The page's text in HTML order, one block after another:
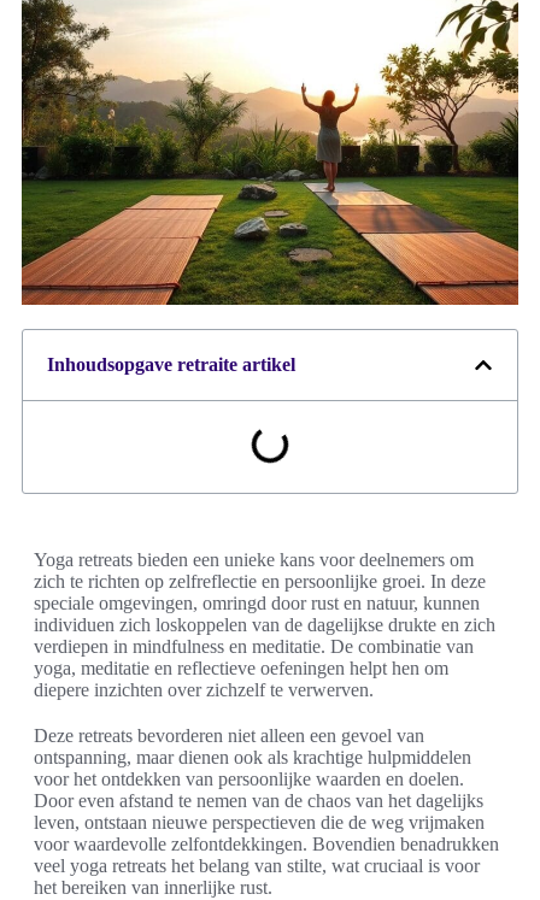
Inhoudsopgave retraite artikel
Yoga retreats bieden een unieke kans voor deelnemers om
zich te richten op zelfreflectie en persoonlijke groei. In deze
speciale omgevingen, omringd door rust en natuur, kunnen
individuen zich loskoppelen van de dagelijkse drukte en zich
verdiepen in mindfulness en meditatie. De combinatie van
yoga, meditatie en reflectieve oefeningen helpt hen om
diepere inzichten over zichzelf te verwerven.
Deze retreats bevorderen niet alleen een gevoel van
ontspanning, maar dienen ook als krachtige hulpmiddelen
voor het ontdekken van persoonlijke waarden en doelen.
Door even afstand te nemen van de chaos van het dagelijks
leven, ontstaan nieuwe perspectieven die de weg vrijmaken
voor waardevolle zelfontdekkingen. Bovendien benadrukken
veel yoga retreats het belang van stilte, wat cruciaal is voor
het bereiken van innerlijke rust.